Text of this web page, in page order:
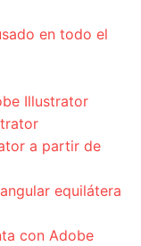
en todo el
Illustrator
a partir de
equilátera
con Adobe